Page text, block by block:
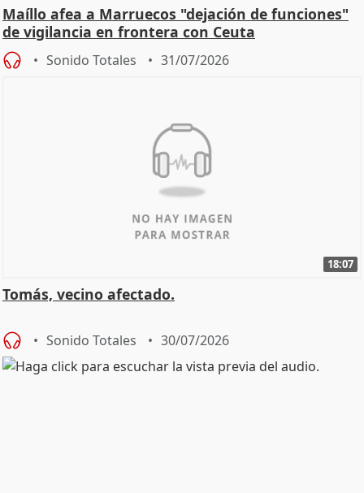
Maíllo afea a Marruecos "dejación de funciones"
de vigilancia en frontera con Ceuta
Sonido Totales 31/07/2026
18:07
Tomás, vecino afectado.
Sonido Totales 30/07/2026